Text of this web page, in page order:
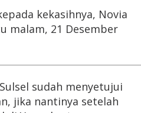
kekasihnya, Novia
malam, 21 Desember
sudah menyetujui
jika nantinya setelah